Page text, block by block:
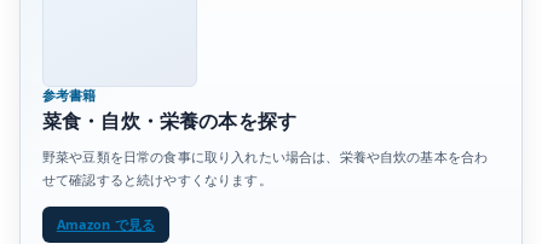
参考書籍
菜食・自炊・栄養の本を探す
野菜や豆類を日常の食事に取り入れたい場合は、栄養や自炊の基本を合わ
せて確認すると続けやすくなります。
Amazon で見る